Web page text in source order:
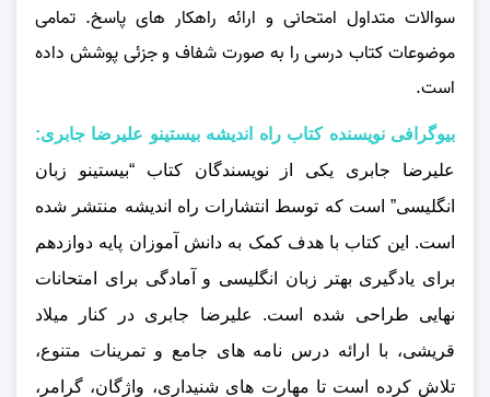
سوالات متداول امتحانی و ارائه راهکار های پاسخ. تمامی
موضوعات کتاب درسی را به‌ صورت شفاف و جزئی پوشش داده
است.
بیوگرافی نویسنده کتاب راه اندیشه بیستینو علیرضا جابری:
علیرضا جابری یکی از نویسندگان کتاب “بیستینو زبان
انگلیسی” است که توسط انتشارات راه اندیشه منتشر شده
است. این کتاب با هدف کمک به دانش‌ آموزان پایه دوازدهم
برای یادگیری بهتر زبان انگلیسی و آمادگی برای امتحانات
نهایی طراحی شده است. علیرضا جابری در کنار میلاد
قریشی، با ارائه درس نامه‌ های جامع و تمرینات متنوع،
تلاش کرده است تا مهارت‌ های شنیداری، واژگان، گرامر،